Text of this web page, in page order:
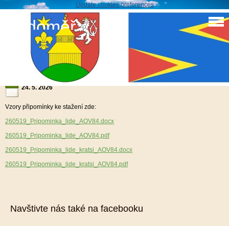
Update cookies preferences
Sudoměř
Tiskopisy námitky proti zřízení akcelerační zóny
větrných elektráren v katastru obce Sudoměř
24. 5. 2026
Vzory připomínky ke stažení zde:
260519_Pripominka_lide_AOV84.docx
260519_Pripominka_lide_AOV84.pdf
260519_Pripominka_lide_kratsi_AOV84.docx
260519_Pripominka_lide_kratsi_AOV84.pdf
Navštivte nás také na facebooku